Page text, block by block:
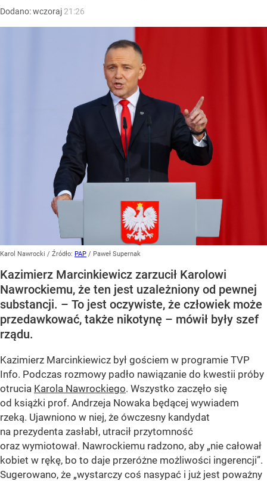
Dodano:wczoraj 21:26
Karol Nawrocki / Źródło: PAP / Paweł Supernak
Kazimierz Marcinkiewicz zarzucił Karolowi
Nawrockiemu, że ten jest uzależniony od pewnej
substancji. – To jest oczywiste, że człowiek może
przedawkować, także nikotynę – mówił były szef
rządu.
Kazimierz Marcinkiewicz był gościem w programie TVP
Info. Podczas rozmowy padło nawiązanie do kwestii próby
otrucia Karola Nawrockiego. Wszystko zaczęło się
od książki prof. Andrzeja Nowaka będącej wywiadem
rzeką. Ujawniono w niej, że ówczesny kandydat
na prezydenta zasłabł, utracił przytomność
oraz wymiotował. Nawrockiemu radzono, aby „nie całował
kobiet w rękę, bo to daje przeróżne możliwości ingerencji”.
Sugerowano, że „wystarczy coś nasypać i już jest poważny